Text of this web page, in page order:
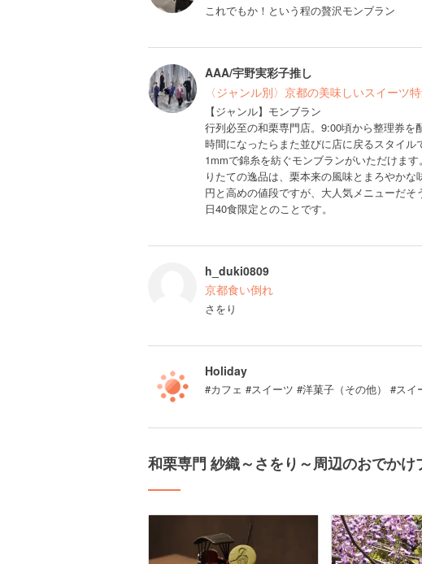
これでもか！という程の贅沢モンブラン
AAA/宇野実彩子推し
〈ジャンル別〉京都の美味しいスイーツ
【ジャンル】モンブラン
行列必至の和栗専門店。9:00頃から整理券
時間になったらまた並びに店に戻るスタイ
1mmで錦糸を紡ぐモンブランがいただけま
りたての逸品は、栗本来の風味とまろやか
円と高めの値段ですが、大人気メニューだ
日40食限定とのことです。
h_duki0809
京都食い倒れ
さをり
Holiday
#カフェ #スイーツ #洋菓子（その他） #スイ
和栗専門 紗織～さをり～周辺のおでかけ